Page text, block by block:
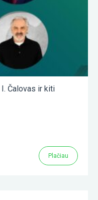
I. Čalovas ir kiti
Plačiau